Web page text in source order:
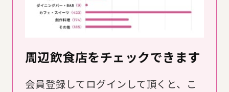
周辺飲食店をチェックできます
会員登録してログインして頂くと、こ